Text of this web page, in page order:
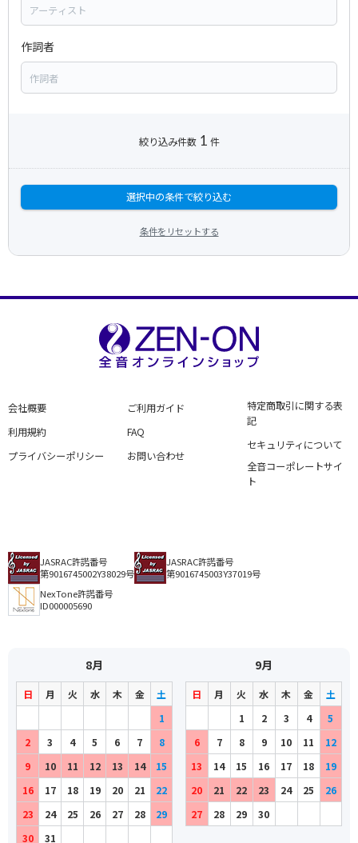
作詞者
絞り込み件数 1 件
選択中の条件で絞り込む
条件をリセットする
会社概要
利用規約
プライバシーポリシー
ご利用ガイド
FAQ
お問い合わせ
特定商取引に関する表
記
セキュリティについて
全音コーポレートサイ
ト
JASRAC許諾番号
第9016745002Y38029号
JASRAC許諾番号
第9016745003Y37019号
NexTone許諾番号
ID000005690
8月
日 月 火 水 木 金
土
1
2
3 4 5 6 7
8
9
10 11 12 13 14
15
16
17 18 19 20 21
22
23
24 25 26 27 28
29
30
31
9月
日 月 火 水 木 金
土
1
2 3 4
5
6
7 8 9 10 11
12
13
14 15 16 17 18
19
20
21 22 23 24 25
26
27
28 29 30